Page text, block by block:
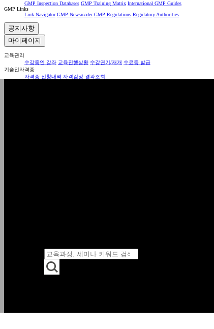
GMP Inspection Databases GMP Training Matrix International GMP Guides
GMP Links
Link-Navigator GMP-Newsreader GMP-Regulations Regulatory Authorities
공지사항
마이페이지
교육관리
수강중인 강좌 교육진행상황 수강연기/재개 수료증 발급
기술인자격증
자격증 신청내역 자격검정 결과조회